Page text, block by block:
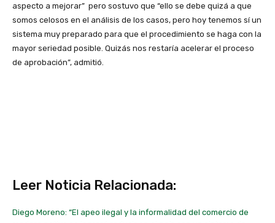
aspecto a mejorar” pero sostuvo que “ello se debe quizá a que
somos celosos en el análisis de los casos, pero hoy tenemos sí un
sistema muy preparado para que el procedimiento se haga con la
mayor seriedad posible. Quizás nos restaría acelerar el proceso
de aprobación”, admitió.
Leer Noticia Relacionada:
Diego Moreno: “El apeo ilegal y la informalidad del comercio de